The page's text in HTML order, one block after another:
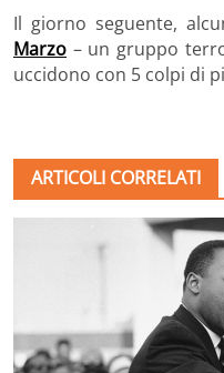
Il giorno seguente,
Marzo – un gruppo
uccidono con 5 colpi di
ARTICOLI CORRELATI